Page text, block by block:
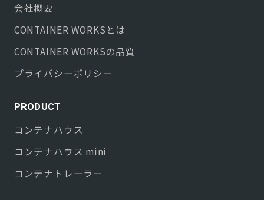
会社概要
CONTAINER WORKS とは
CONTAINER WORKSの品質
プライバシーポリシー
PRODUCT
コンテナハウス
コンテナハウス mini
コンテナトレーラー